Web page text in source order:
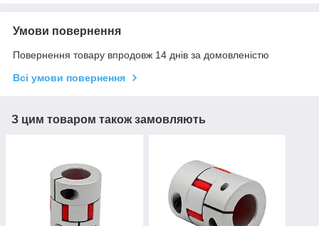
Умови повернення
Повернення товару впродовж 14 днів за домовленістю
Всі умови повернення
З цим товаром також замовляють